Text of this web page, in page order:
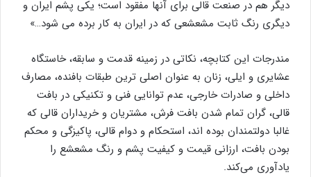
دیگر هم در صنعت قالی برای آنها مفقود است؛ یکی پشم ایران و
دیگری رنگ ثابت مشعشعی که در ایران به کار برده می شود…»
مندرجات این کتابچه، نکاتی در زمینه قدمت و سابقه، خاستگاه
عشایری و ایلی، زنان به عنوان اصلی ترین طبقات بافنده، مصارف
داخلی و صادرات خارجی، عدم توانایی فنی و تکنیکی در بافت
قالی، گران تمام شدن بافت فرش، مشتریان و خریداران قالی که
غالبا دولتمندان بوده اند، استحکام و دوام قالی، پاکیزگی و محکم
بودن بافت، ارزانی قیمت و کیفیت پشم و رنگ مشعشع را
یادآوری می‌کند.